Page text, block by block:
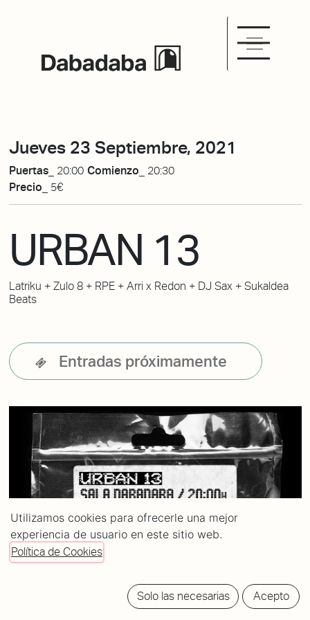
Jueves 23 Septiembre, 2021
Puertas_ 20:00 Comienzo_ 20:30
Precio_ 5€
URBAN 13
Latriku + Zulo 8 + RPE + Arri x Redon + DJ Sax + Sukaldea
Beats
Entradas próximamente
Utilizamos cookies para ofrecerle una mejor
experiencia de usuario en este sitio web.
Política de Cookies
Solo las necesarias Acepto